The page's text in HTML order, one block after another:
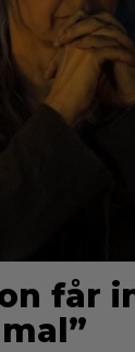
får